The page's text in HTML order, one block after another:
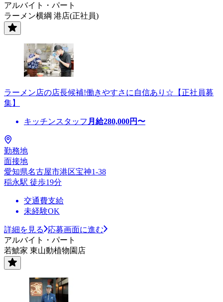
アルバイト・パート
ラーメン横綱 港店(正社員)
ラーメン店の店長候補!働きやすさに自信あり☆【正社員募
集】
キッチンスタッフ 月給280,000円〜
勤務地
面接地
愛知県名古屋市港区宝神1-38
稲永駅 徒歩19分
交通費支給
未経験OK
詳細を見る
応募画面に進む
アルバイト・パート
若鯱家 東山動植物園店